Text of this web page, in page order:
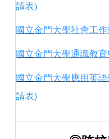
請表)
國立金門大學社會工
國立金門大學通識教
國立金門大學應用英
請表)